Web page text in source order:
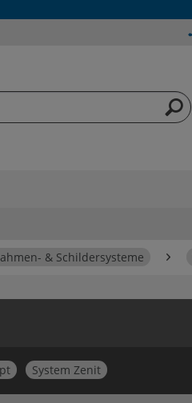
& Schildersysteme
System Zenit